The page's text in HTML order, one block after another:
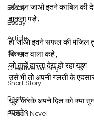
Essay
Essay
Article
Song
Creative Writing
Short Story
Poetry
Fiction Novel
और बन जाओ इतने काबिल की
झुकना पड़े ;
हो जाओ इतने सफल की मंजिल
किस्मत वाला कहे ,
जो तुम्हें हारता देख हो रहा खुश
उसे भी तो अपनी गलती के
खुश करके अपने दिल को क्या तुम
चाहते?